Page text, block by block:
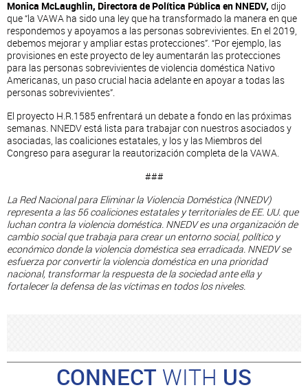
Monica McLaughlin, Directora de Política Pública en NNEDV, dijo
que “la VAWA ha sido una ley que ha transformado la manera en que
respondemos y apoyamos a las personas sobrevivientes. En el 2019,
debemos mejorar y ampliar estas protecciones”. “Por ejemplo, las
provisiones en este proyecto de ley aumentarán las protecciones
para las personas sobrevivientes de violencia doméstica Nativo
Americanas, un paso crucial hacia adelante en apoyar a todas las
personas sobrevivientes”.
El proyecto H.R.1585 enfrentará un debate a fondo en las próximas
semanas. NNEDV está lista para trabajar con nuestros asociados y
asociadas, las coaliciones estatales, y los y las Miembros del
Congreso para asegurar la reautorización completa de la VAWA.
###
La Red Nacional para Eliminar la Violencia Doméstica (NNEDV)
representa a las 56 coaliciones estatales y territoriales de EE. UU. que
luchan contra la violencia doméstica. NNEDV es una organización de
cambio social que trabaja para crear un entorno social, político y
económico donde la violencia doméstica sea erradicada. NNEDV se
esfuerza por convertir la violencia doméstica en una prioridad
nacional, transformar la respuesta de la sociedad ante ella y
fortalecer la defensa de las víctimas en todos los niveles.
CONNECT WITH US